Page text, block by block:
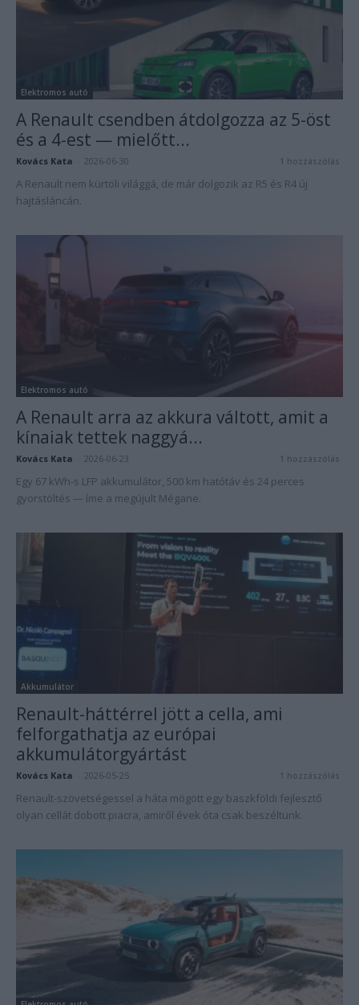
Elektromos autó
A Renault csendben átdolgozza az 5-öst
és a 4-est — mielőtt...
Kovács Kata 2026-06-30 1 hozzászólás
A Renault nem kürtöli világgá, de már dolgozik az R5 és R4 új
hajtásláncán.
Elektromos autó
A Renault arra az akkura váltott, amit a
kínaiak tettek naggyá...
Kovács Kata 2026-06-23 1 hozzászólás
Egy 67 kWh-s LFP akkumulátor, 500 km hatótáv és 24 perces
gyorstöltés — íme a megújult Mégane.
Akkumulátor
Renault-háttérrel jött a cella, ami
felforgathatja az európai
akkumulátorgyártást
Kovács Kata 2026-05-25 1 hozzászólás
Renault-szövetségessel a háta mögött egy baszkföldi fejlesztő
olyan cellát dobott piacra, amiről évek óta csak beszéltünk.